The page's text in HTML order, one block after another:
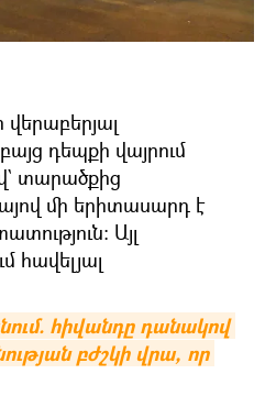
դեպքի վայրում
տարածքից
մի երիտասարդ է
Այլ
հավելյալ
հիվանդը դանակով
բժշկի վրա, որ